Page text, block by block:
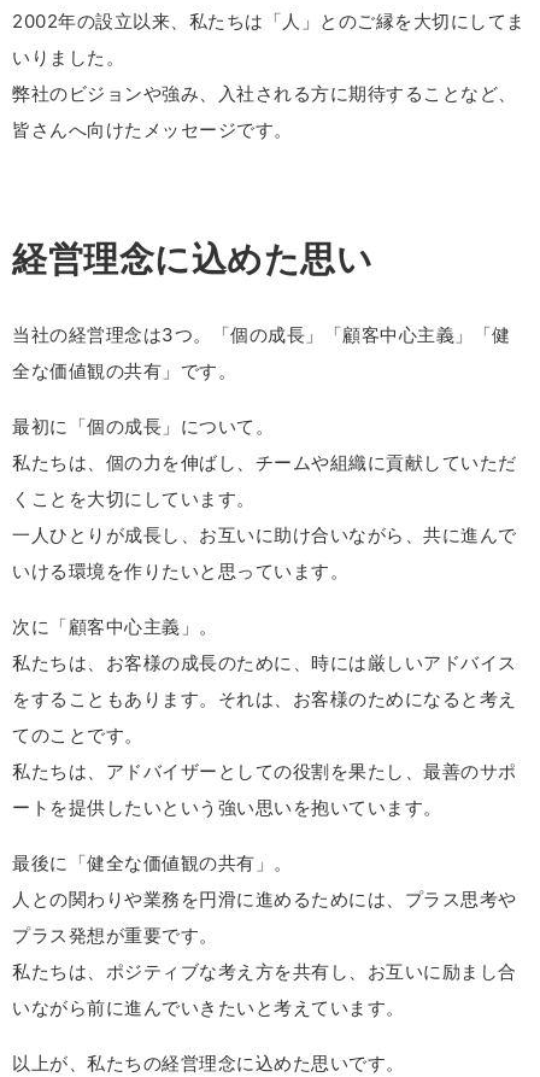
2002年の設立以来、私たちは「人」とのご縁を大切にしてま
いりました。
弊社のビジョンや強み、入社される方に期待することなど、
皆さんへ向けたメッセージです。
経営理念に込めた思い
当社の経営理念は3つ。「個の成長」「顧客中心主義」「健
全な価値観の共有」です。
最初に「個の成長」について。
私たちは、個の力を伸ばし、チームや組織に貢献していただ
くことを大切にしています。
一人ひとりが成長し、お互いに助け合いながら、共に進んで
いける環境を作りたいと思っています。
次に「顧客中心主義」。
私たちは、お客様の成長のために、時には厳しいアドバイス
をすることもあります。それは、お客様のためになると考え
てのことです。
私たちは、アドバイザーとしての役割を果たし、最善のサポ
ートを提供したいという強い思いを抱いています。
最後に「健全な価値観の共有」。
人との関わりや業務を円滑に進めるためには、プラス思考や
プラス発想が重要です。
私たちは、ポジティブな考え方を共有し、お互いに励まし合
いながら前に進んでいきたいと考えています。
以上が、私たちの経営理念に込めた思いです。